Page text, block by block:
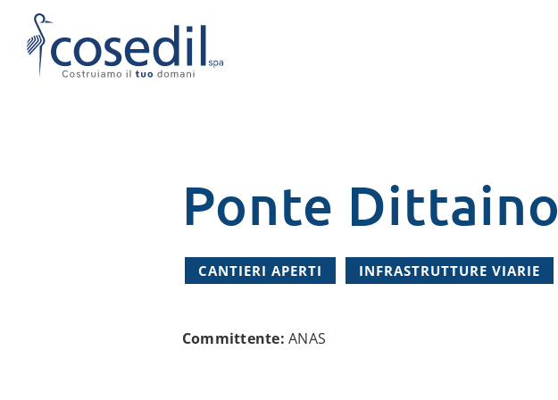
contenuto
Ponte Dittaino
CANTIERI APERTI INFRASTRUTTURE VIARIE
Committente:ANAS